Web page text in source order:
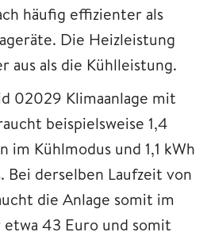
häufig effizienter als
Die Heizleistung
aus als die Kühlleistung.
02029 Klimaanlage mit
beispielsweise 1,4
Kühlmodus und 1,1 kWh
Bei derselben Laufzeit von
die Anlage somit im
etwa 43 Euro und somit